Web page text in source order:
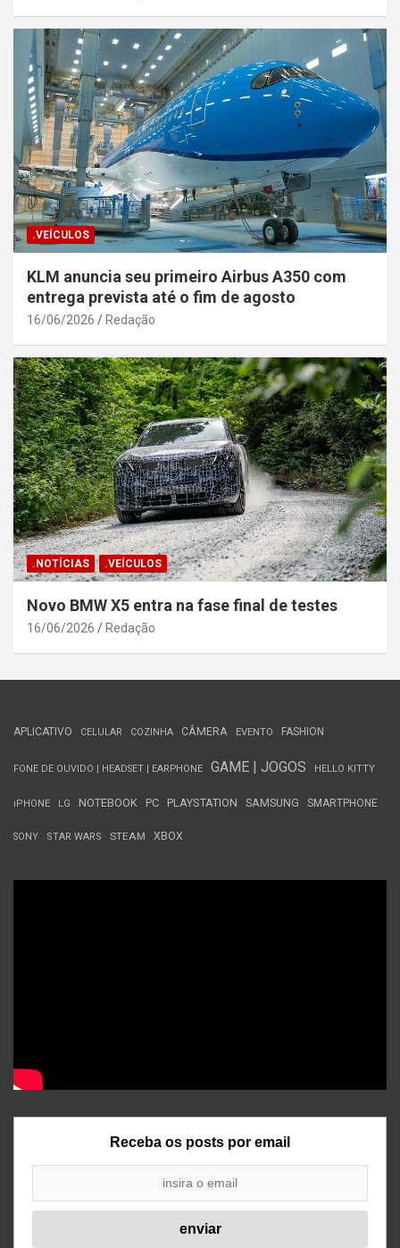
.VEÍCULOS
KLM anuncia seu primeiro Airbus A350 com
entrega prevista até o fim de agosto
16/06/2026 Redação
.NOTÍCIAS .VEÍCULOS
Novo BMW X5 entra na fase final de testes
16/06/2026 Redação
APLICATIVO CELULAR COZINHA CÂMERA EVENTO FASHION
FONE DE OUVIDO | HEADSET | EARPHONE GAME | JOGOS HELLO KITTY
iPHONE LG NOTEBOOK PC PLAYSTATION SAMSUNG SMARTPHONE
SONY STAR WARS STEAM XBOX
Receba os posts por email